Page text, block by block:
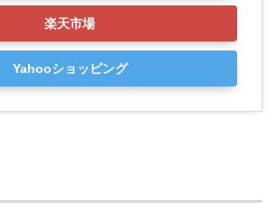
楽天市場
Yahooショッピング